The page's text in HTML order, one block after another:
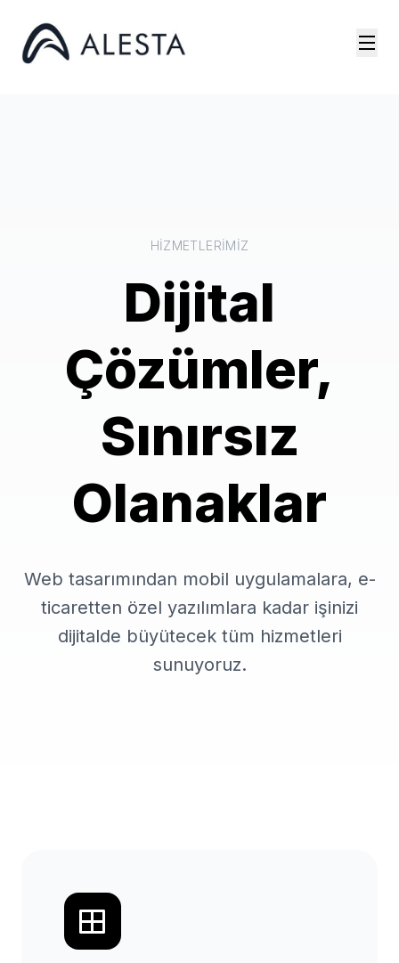
HIZMETLERIMIZ
Dijital
Çözümler,
Sınırsız
Olanaklar
Web tasarımından mobil uygulamalara, e-
ticaretten özel yazılımlara kadar işinizi
dijitalde büyütecek tüm hizmetleri
sunuyoruz.